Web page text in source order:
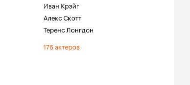
Иван Крэйг
Алекс Скотт
Теренс Лонгдон
176 актеров